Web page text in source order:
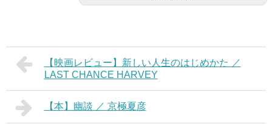
【映画レビュー】新しい人生のはじめかた ／
LAST CHANCE HARVEY
【本】幽談 ／ 京極夏彦